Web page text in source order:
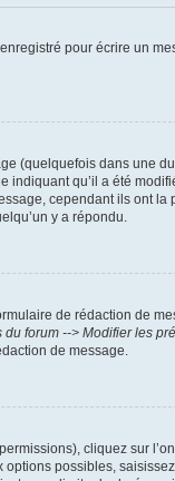
pour écrire un
(quelquefois dans une
qu’il a été
cependant ils ont la
y a répondu.
de rédaction de
du forum --> Modifier les
de message.
cliquez sur
possibles,